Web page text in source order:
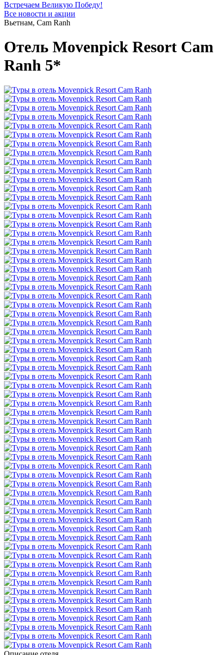
Встречаем Великую Победу!
Все новости и акции
Вьетнам, Cam Ranh
Отель Movenpick Resort Cam
Ranh 5*